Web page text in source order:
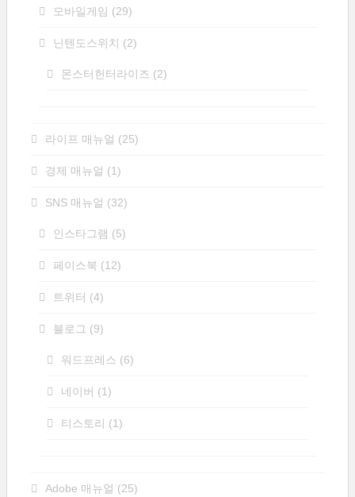
모바일게임 (29)
닌텐도스위치 (2)
몬스터헌터라이즈 (2)
라이프 매뉴얼 (25)
경제 매뉴얼 (1)
SNS 매뉴얼 (32)
인스타그램 (5)
페이스북 (12)
트위터 (4)
블로그 (9)
워드프레스 (6)
네이버 (1)
티스토리 (1)
Adobe 매뉴얼 (25)